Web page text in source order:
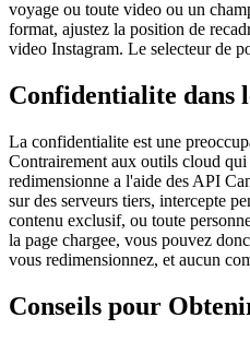
voyage ou toute video ou un
format, ajustez la position de
video Instagram. Le selecteur de
Confidentialite dans
La confidentialite est une
Contrairement aux outils cloud
redimensionne a l'aide des API
sur des serveurs tiers, intercepte
contenu exclusif, ou toute
la page chargee, vous pouvez
vous redimensionnez, et aucun
Conseils pour